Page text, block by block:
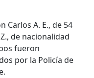
Carlos A. E., de 54
de nacionalidad
fueron
por la Policía de